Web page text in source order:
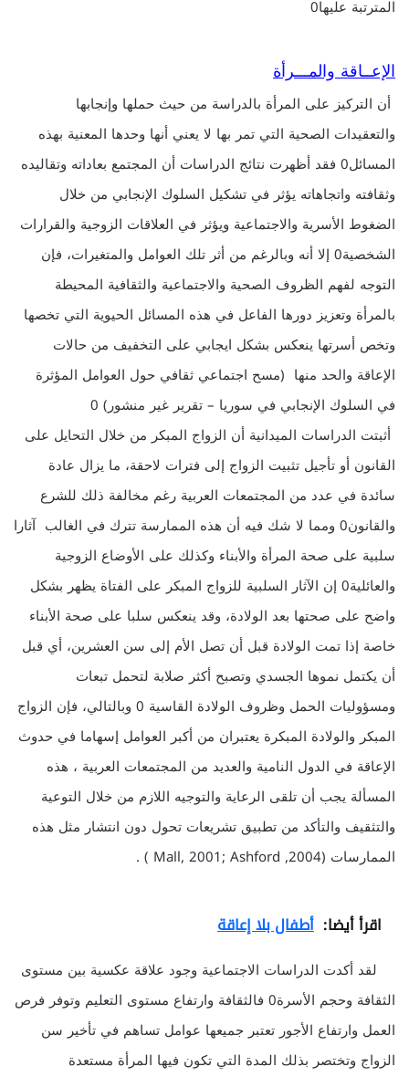
المترتبة عليها0
الإعــاقة والمـــرأة
أن التركيز على المرأة بالدراسة من حيث حملها وإنجابها
والتعقيدات الصحية التي تمر بها لا يعني أنها وحدها المعنية بهذه
المسائل0 فقد أظهرت نتائج الدراسات أن المجتمع بعاداته وتقاليده
وثقافته واتجاهاته يؤثر في تشكيل السلوك الإنجابي من خلال
الضغوط الأسرية والاجتماعية ويؤثر في العلاقات الزوجية والقرارات
الشخصية0 إلا أنه وبالرغم من أثر تلك العوامل والمتغيرات، فإن
التوجه لفهم الظروف الصحية والاجتماعية والثقافية المحيطة
بالمرأة وتعزيز دورها الفاعل في هذه المسائل الحيوية التي تخصها
وتخص أسرتها ينعكس بشكل ايجابي على التخفيف من حالات
الإعاقة والحد منها (مسح اجتماعي ثقافي حول العوامل المؤثرة
في السلوك الإنجابي في سوريا – تقرير غير منشور) 0
أثبتت الدراسات الميدانية أن الزواج المبكر من خلال التحايل على
القانون أو تأجيل تثبيت الزواج إلى فترات لاحقة، ما يزال عادة
سائدة في عدد من المجتمعات العربية رغم مخالفة ذلك للشرع
والقانون0 ومما لا شك فيه أن هذه الممارسة تترك في الغالب آثارا
سلبية على صحة المرأة والأبناء وكذلك على الأوضاع الزوجية
والعائلية0 إن الآثار السلبية للزواج المبكر على الفتاة يظهر بشكل
واضح على صحتها بعد الولادة، وقد ينعكس سلبا على صحة الأبناء
خاصة إذا تمت الولادة قبل أن تصل الأم إلى سن العشرين، أي قبل
أن يكتمل نموها الجسدي وتصبح أكثر صلابة لتحمل تبعات
ومسؤوليات الحمل وظروف الولادة القاسية 0 وبالتالي، فإن الزواج
المبكر والولادة المبكرة يعتبران من أكبر العوامل إسهاما في حدوث
الإعاقة في الدول النامية والعديد من المجتمعات العربية ، هذه
المسألة يجب أن تلقى الرعاية والتوجيه اللازم من خلال التوعية
والتثقيف والتأكد من تطبيق تشريعات تحول دون انتشار مثل هذه
الممارسات (Mall, 2001; Ashford ,2004 ) .
اقرأ أيضا: أطفال بلا إعاقة
لقد أكدت الدراسات الاجتماعية وجود علاقة عكسية بين مستوى
الثقافة وحجم الأسرة0 فالثقافة وارتفاع مستوى التعليم وتوفر فرص
العمل وارتفاع الأجور تعتبر جميعها عوامل تساهم في تأخير سن
الزواج وتختصر بذلك المدة التي تكون فيها المرأة مستعدة